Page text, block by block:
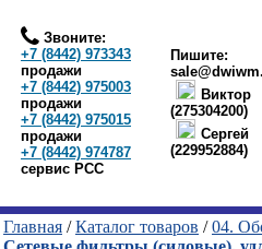
Звоните:
+7 (8442) 973343
продажи
+7 (8442) 975003
продажи
+7 (8442) 975015
продажи
+7 (8442) 974787
сервис РСС
Пишите:
Виктор
(275304200)
Сергей
(229952884)
Главная /Каталог товаров /04.